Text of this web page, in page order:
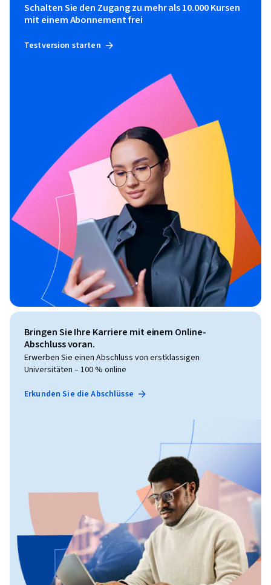
Schalten Sie den Zugang zu mehr als 10.000 Kursen
mit einem Abonnement frei
Testversion starten
Bringen Sie Ihre Karriere mit einem Online-
Abschluss voran.
Erwerben Sie einen Abschluss von erstklassigen
Universitäten – 100 % online
Erkunden Sie die Abschlüsse